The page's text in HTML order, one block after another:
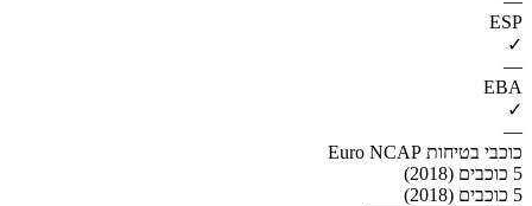
ESP
✓
—
EBA
✓
—
כוכבי בטיחות Euro NCAP
5 כוכבים (2018)
5 כוכבים (2018)